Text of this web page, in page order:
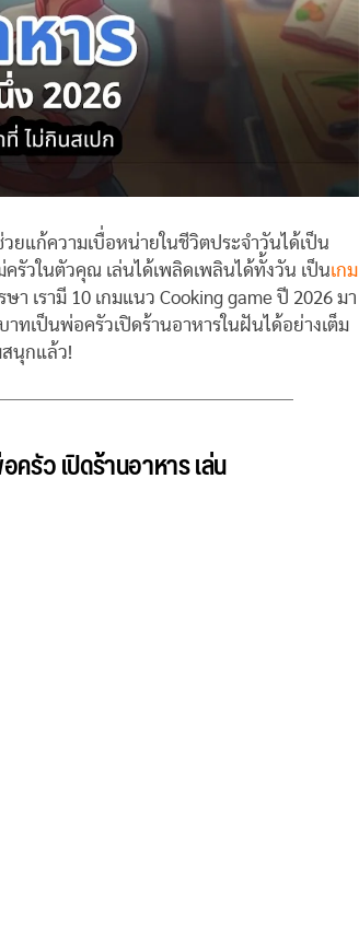
ยแก้ความเบื่อหน่ายในชีวิตประจำวันได้เป็น
วในตัวคุณ เล่นได้เพลิดเพลินได้ทั้งวัน เป็นเกม
เรามี 10 เกมแนว Cooking game ปี 2026 มา
ทเป็นพ่อครัวเปิดร้านอาหารในฝันได้อย่างเต็ม
สนุกแล้ว!
ครัว เปิดร้านอาหาร เล่น